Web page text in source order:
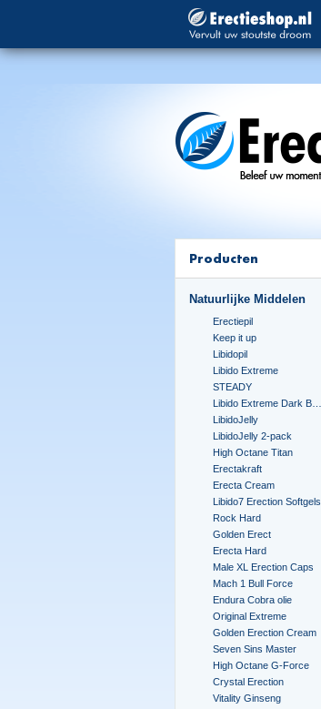
Producten
Natuurlijke Middelen
Erectiepil
Keep it up
Libidopil
Libido Extreme
STEADY
LibidoJelly
LibidoJelly 2-pack
High Octane Titan
Erectakraft
Erecta Cream
Libido7 Erection Softgels
Rock Hard
Golden Erect
Erecta Hard
Male XL Erection Caps
Mach 1 Bull Force
Endura Cobra olie
Original Extreme
Golden Erection Cream
Seven Sins Master
High Octane G-Force
Crystal Erection
Vitality Ginseng